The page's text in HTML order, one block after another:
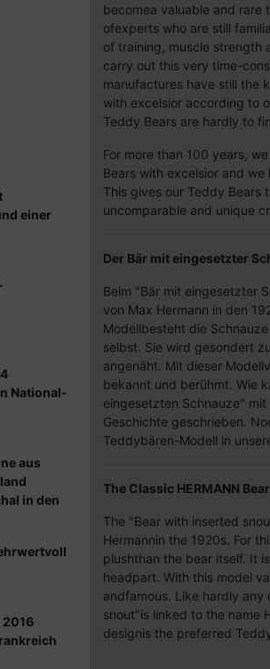
einer
National-
aus
in den
2016
becomea valuable and rare
ofexperts who are still
of training, muscle strength
carry out this very time-
manufactures have still the
with excelsior according to
Teddy Bears are hardly to
For more than 100 years,
Bears with excelsior and
This gives our Teddy Bears
uncomparable and unique
Der Bär mit eingesetzter
Beim "Bär mit eingesetzter
von Max Hermann in den
Modellbesteht die
selbst. Sie wird gesondert
angenäht. Mit dieser
bekannt und berühmt. Wie
eingesetzten Schnauze"
Geschichte geschrieben.
Teddybären-Modell in
The Classic HERMANN
The "Bear with inserted
Hermannin the 1920s. For
plushthan the bear itself. It
headpart. With this model
andfamous. Like hardly
snout"is linked to the name
designis the preferred